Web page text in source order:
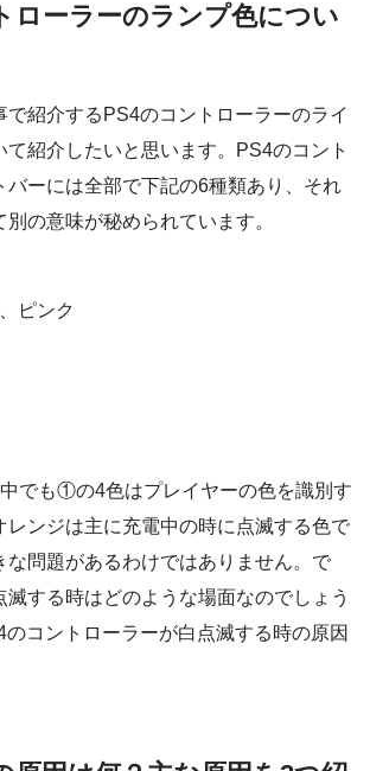
ローラーのランプ色につい
で紹介するPS4のコントローラーのライ
て紹介したいと思います。PS4のコント
バーには全部で下記の6種類あり、それ
の意味が秘められています。
ピンク
中でも①の4色はプレイヤーの色を識別す
ンジは主に充電中の時に点滅する色で
な問題があるわけではありません。で
する時はどのような場面なのでしょう
コントローラーが白点滅する時の原因